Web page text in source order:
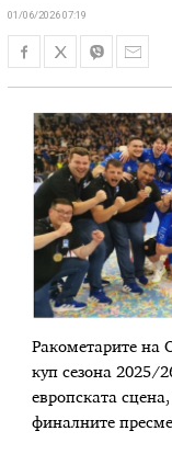
01/06/2026 07:19
Ракометарите на
куп сезона 2025/
европската
финалните